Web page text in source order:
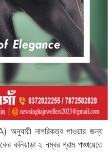
নাগরিকত্ব পাওয়ার জন্য
কনিয়াড়া ২ নম্বর গ্রাম পঞ্চায়েতে